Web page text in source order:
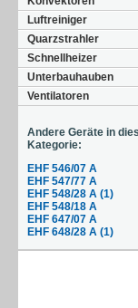
Luftreiniger
Quarzstrahler
Schnellheizer
Unterbauhauben
Ventilatoren
Andere Geräte in
Kategorie:
EHF 546/07 A
EHF 547/77 A
EHF 548/28 A (1)
EHF 548/18 A
EHF 647/07 A
EHF 648/28 A (1)